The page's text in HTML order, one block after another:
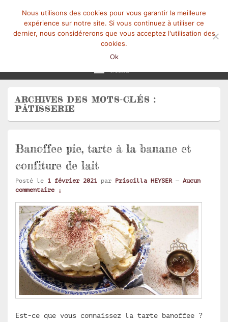
ARCHIVES DES MOTS-CLÉS :
PÂTISSERIE
Banoffee pie, tarte à la banane et
confiture de lait
Posté le 1 février 2021 par Priscilla HEYSER — Aucun
commentaire ↓
Est-ce que vous connaissez la tarte banoffee ?
Nous utilisons des cookies pour vous garantir la meilleure
expérience sur notre site. Si vous continuez à utiliser ce
dernier, nous considérerons que vous acceptez l'utilisation des
cookies.
Ok